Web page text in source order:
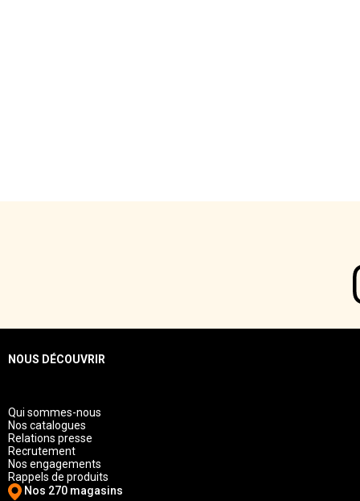
NOUS DÉCOUVRIR
Qui sommes-nous
Nos catalogues
Relations presse
Recrutement
Nos engagements
Rappels de produits
Nos 270 magasins